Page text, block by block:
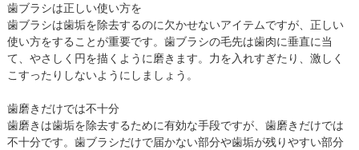
歯ブラシは正しい使い方を
歯ブラシは歯垢を除去するのに欠かせないアイテムですが、正しい
使い方をすることが重要です。歯ブラシの毛先は歯肉に垂直に当
て、やさしく円を描くように磨きます。力を入れすぎたり、激しく
こすったりしないようにしましょう。
歯磨きだけでは不十分
歯磨きは歯垢を除去するために有効な手段ですが、歯磨きだけでは
不十分です。歯ブラシだけで届かない部分や歯垢が残りやすい部分